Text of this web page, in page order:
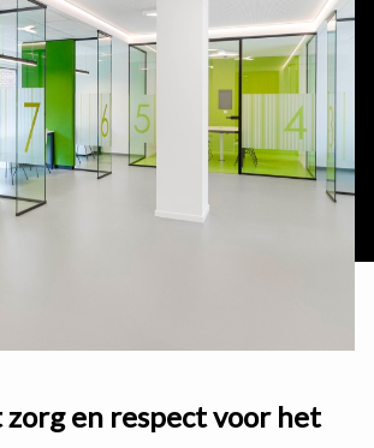
en respect voor het